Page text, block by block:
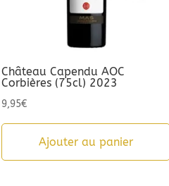
Château Capendu AOC
Corbières (75cl) 2023
9,95€
Ajouter au panier